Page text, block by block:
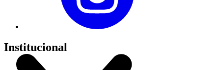
Institucional